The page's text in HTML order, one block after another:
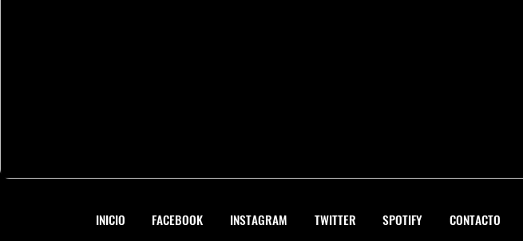
INICIO FACEBOOK INSTAGRAM TWITTER SPOTIFY CONTACTO